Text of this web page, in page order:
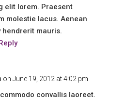
elit lorem. Praesent
molestie lacus. Aenean
hendrerit mauris.
on June 19, 2012 at 4:02 pm
commodo convallis laoreet.